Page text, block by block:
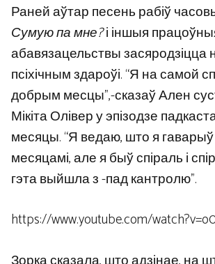
Раней аўтар песень рабіў
Сумую па мне?і іншыя
абавязацельствы засяродзіцца
псіхічным здароўі. “Я на самой
добрым месцы”,-сказаў Ален
Мікіта Олівер у эпізодзе
месяцы. “Я ведаю, што я гаварыў
месяцамі, але я быў спіраль і
гэта выйшла з -пад кантролю”.
https://www.youtube.com/